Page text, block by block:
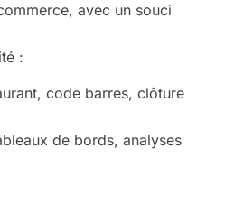
avec un souci
:
code barres, clôture
de bords, analyses